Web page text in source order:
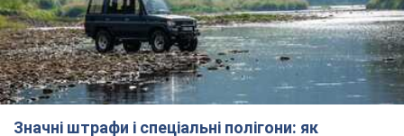
Значні штрафи і спеціальні полігони: як